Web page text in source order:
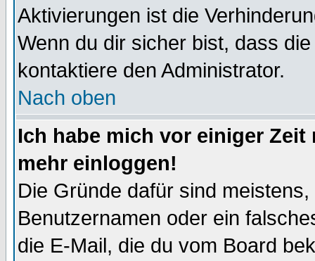
Aktivierungen ist die
Wenn du dir sicher bist, dass
kontaktiere den Administrator.
Nach oben
Ich habe mich vor einiger
mehr einloggen!
Die Gründe dafür sind
Benutzernamen oder ein
die E-Mail, die du vom Board